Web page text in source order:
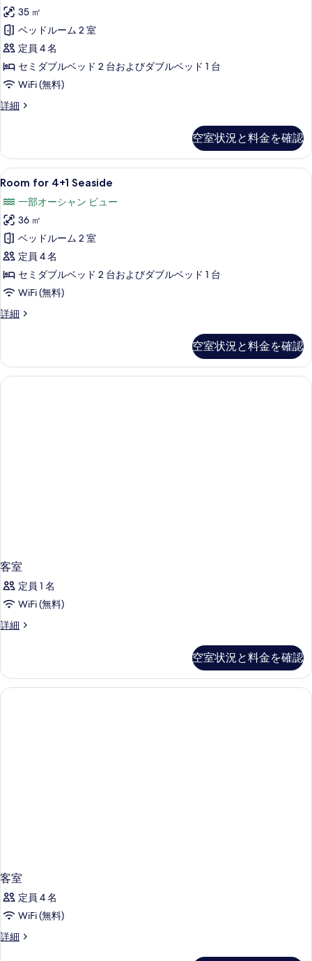
る
の
す
べ
て
の
写
表
示
す
る
35 ㎡
ベッドルーム 2 室
定員 4 名
セミダブルベッド 2 台およびダブルベッド 1 台
WiFi (無料)
詳細
Room
詳
細
空室状況と料金を確認
Room
for
4+1
Seaside
の
す
べ
て
の
を
表
Room for 4+1 Seaside | ミニバー、
6
Room for 4+1 Seaside
一部オーシャン ビュー
36 ㎡
ベッドルーム 2 室
定員 4 名
セミダブルベッド 2 台およびダブルベッド 1 台
WiFi (無料)
詳細
Room
の
詳
細
空室状況と料金を確認
客室
定員 1 名
WiFi (無料)
詳細
客
細
空室状況と料金を確認
客室
定員 4 名
WiFi (無料)
詳細
客